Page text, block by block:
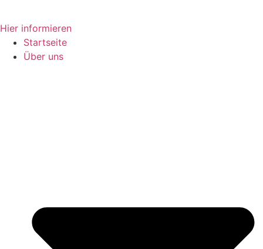
Inhalt
springen
Hier informieren
Startseite
Über uns